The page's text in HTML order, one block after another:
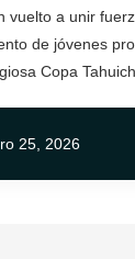
vuelto a unir
de jóvenes
Copa
25, 2026